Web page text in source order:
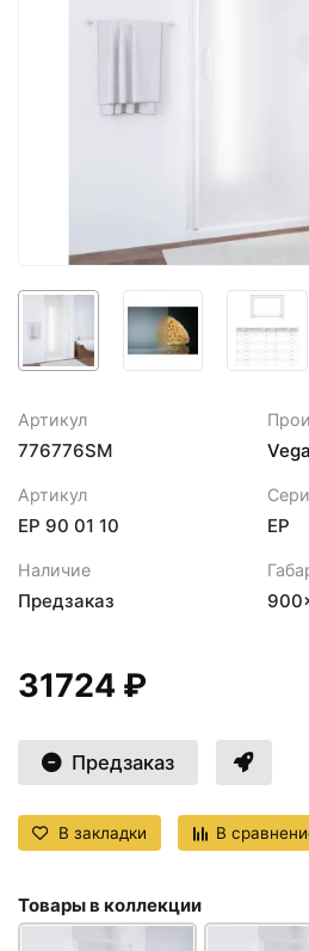
Артикул
776776SM
Артикул
ЕР 90 01 10 EP
Наличие
Предзаказ
31724 ₽
Предзаказ
В закладки В
Товары в коллекции